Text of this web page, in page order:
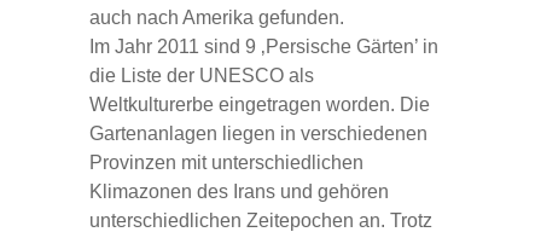
auch nach Amerika gefunden.
Im Jahr 2011 sind 9 ‚Persische Gärten’ in
die Liste der UNESCO als
Weltkulturerbe eingetragen worden. Die
Gartenanlagen liegen in verschiedenen
Provinzen mit unterschiedlichen
Klimazonen des Irans und gehören
unterschiedlichen Zeitepochen an. Trotz